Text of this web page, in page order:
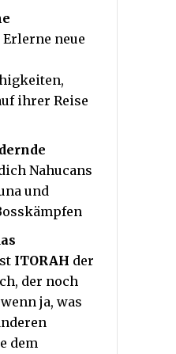
Erlerne neue
ihrer Reise
Nahucans
und
ITORAH der
der noch
ja, was
dem